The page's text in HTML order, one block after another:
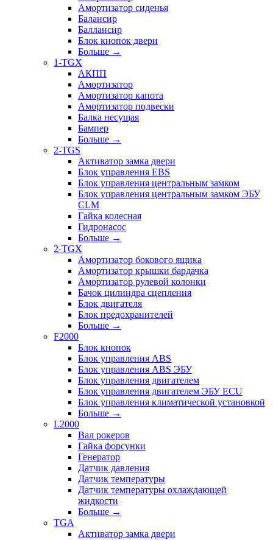
Амортизатор сиденья
Балансир
Баллансир
Блок кнопок двери
Больше →
1-TGX
АКПП
Амортизатор
Амортизатор капота
Амортизатор подвески
Балка несущая
Бампер
Больше →
2-TGS
Активатор замка двери
Блок управления EBS
Блок управления центральным замком
Блок управления центральным замком ЭБУ
CLM
Гайка колесная
Гидронасос
Больше →
2-TGX
Амортизатор бокового ящика
Амортизатор крышки бардачка
Амортизатор рулевой колонки
Бачок цилиндра сцепления
Блок двигателя
Блок предохранителей
Больше →
F2000
Блок кнопок
Блок управления ABS
Блок управления ABS ЭБУ
Блок управления двигателем
Блок управления двигателем ЭБУ ECU
Блок управления климатической установкой
Больше →
L2000
Вал рокеров
Гайка форсунки
Генератор
Датчик давления
Датчик температуры
Датчик температуры охлаждающей
жидкости
Больше →
TGA
Активатор замка двери